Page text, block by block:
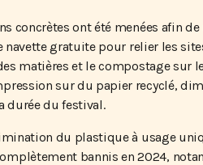
concrètes ont été menées afin
gratuite pour relier les
matières et le compostage sur
sur du papier recyclé,
durée du festival.
du plastique à usage
bannis en 2024,